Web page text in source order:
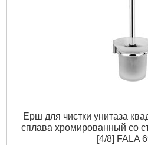
Ерш для чистки унитаза
сплава хромированный со
[4/8] FALA